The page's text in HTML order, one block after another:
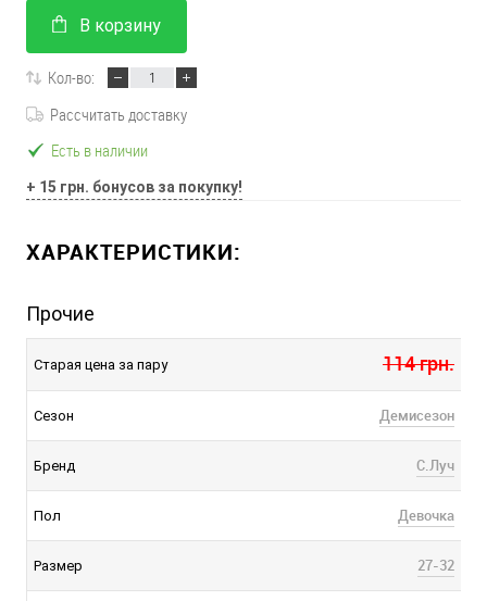
В корзину
Кол-во:
Рассчитать доставку
Есть в наличии
+ 15 грн. бонусов за покупку!
ХАРАКТЕРИСТИКИ:
Прочие
Старая цена за пару 114 грн.
Сезон Демисезон
Бренд С.Луч
Пол Девочка
Размер 27-32